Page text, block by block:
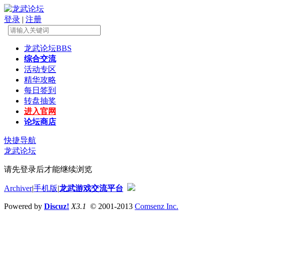
登录 | 注册
龙武论坛BBS
综合交流
活动专区
精华攻略
每日签到
转盘抽奖
进入官网
论坛商店
快捷导航
龙武论坛
请先登录后才能继续浏览
Archiver|手机版|龙武游戏交流平台
Powered by Discuz! X3.1 © 2001-2013 Comsenz Inc.